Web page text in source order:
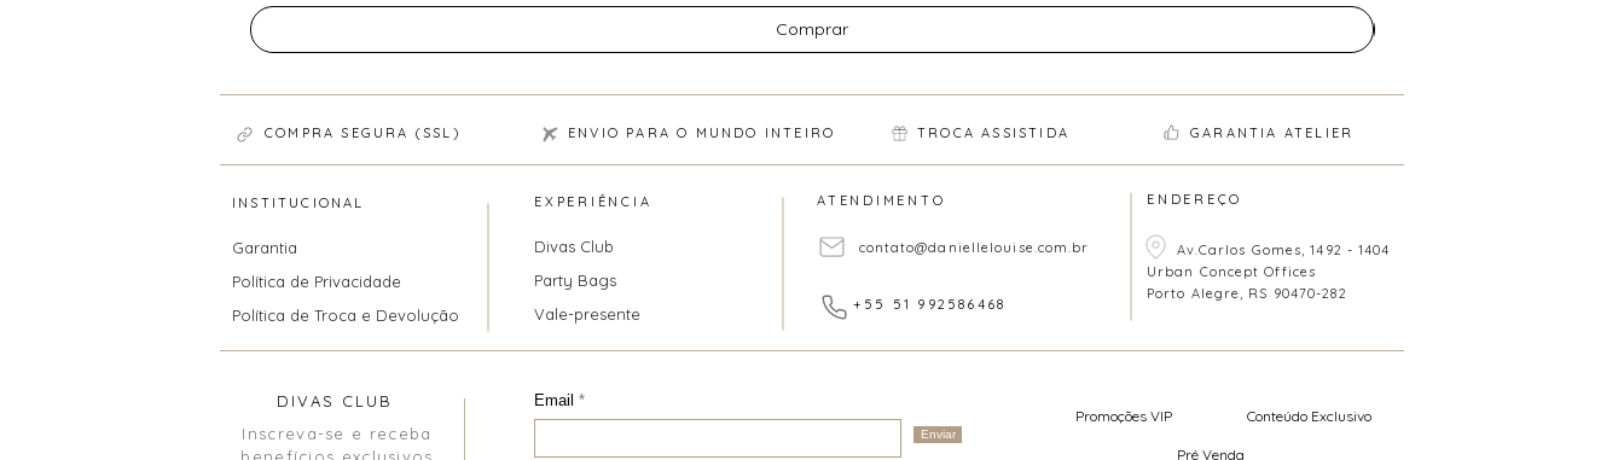
Comprar
COMPRA SEGURA (SSL) ENVIO PARA O MUNDO INTEIRO TROCA ASSISTIDA GARANTIA ATELIER
INSTITUCIONAL EXPERIÊNCIA
Garantia
Política de Privacidade
Política de Troca e Devolução
Divas Club
Party Bags
Vale-presente
ATENDIMENTO ENDEREÇO
Av.Carlos Gomes, 1492 - 1404
Urban Concept Offices
Porto Alegre, RS 90470-282
contato@daniellelouise.com.br
+55 51 992586468
DIVAS CLUB
Inscreva-se e receba
benefícios exclusivos
Email
Enviar
Promoções VIP Conteúdo Exclusivo
Pré Venda